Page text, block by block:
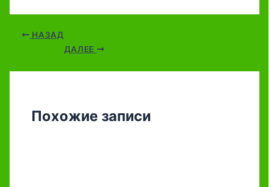
НАЗАД
ДАЛЕЕ
Похожие записи